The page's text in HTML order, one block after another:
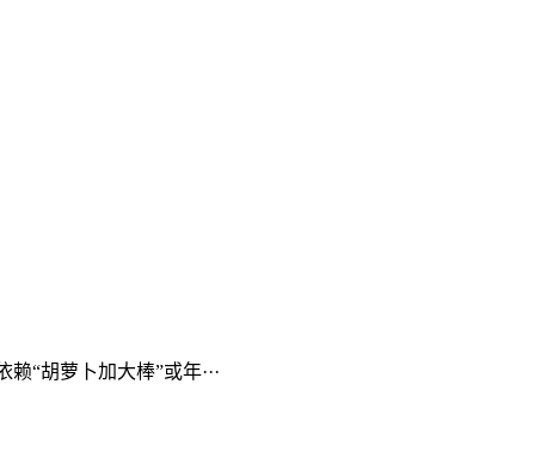
“胡萝卜加大棒”或年···